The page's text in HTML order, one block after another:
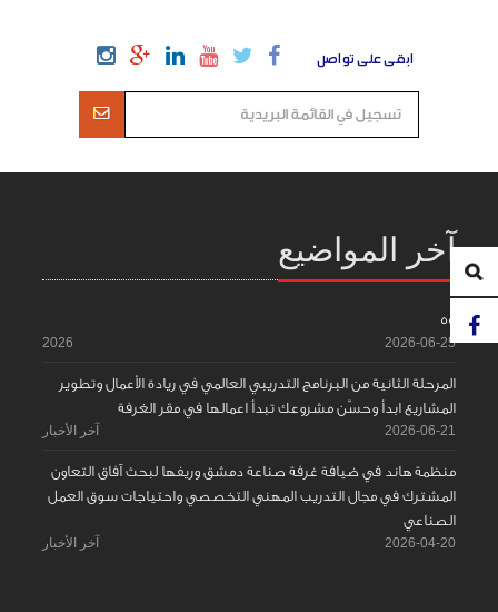
ابقى على تواصل
آخر المواضيع
55
2026-06-25
2026
المرحلة الثانية من البرنامج التدريبي العالمي في ريادة الأعمال وتطوير
المشاريع ابدأ وحسّن مشروعك تبدأ اعمالها في مقر الغرفة
2026-06-21 آخر الأخبار
منظمة هاند في ضيافة غرفة صناعة دمشق وريفها لبحث آفاق التعاون
المشترك في مجال التدريب المهني التخصصي واحتياجات سوق العمل
الصناعي
2026-04-20 آخر الأخبار